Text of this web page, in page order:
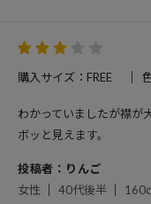
購入サイズ：FREE
わかっていましたが襟が
ボッと見えます。
投稿者：りんご
女性
40代後半